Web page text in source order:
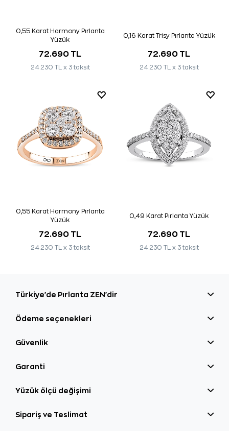
0,55 Karat Harmony Pırlanta
Yüzük
72.690 TL
24.230 TL x 3 taksit
0,16 Karat Trisy Pırlanta Yüzük
72.690 TL
24.230 TL x 3 taksit
0,55 Karat Harmony Pırlanta
Yüzük
72.690 TL
24.230 TL x 3 taksit
0,49 Karat Pırlanta Yüzük
72.690 TL
24.230 TL x 3 taksit
Türkiye'de Pırlanta ZEN'dir
Ödeme seçenekleri
Güvenlik
Garanti
Yüzük ölçü değişimi
Sipariş ve Teslimat